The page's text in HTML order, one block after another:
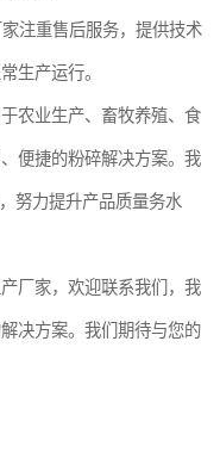
注重售后服务，提供技术
生产运行。
农业生产、畜牧养殖、食
便捷的粉碎解决方案。我
努力提升产品质量务水
厂家，欢迎联系我们，我
决方案。我们期待与您的